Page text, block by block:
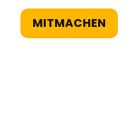
MITMACHEN